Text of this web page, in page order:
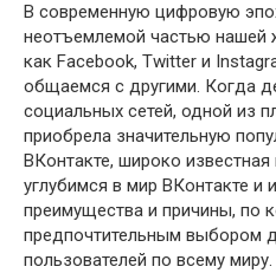
В современную цифровую
неотъемлемой частью нашей
как Facebook, Twitter и
общаемся с другими. Когда
социальных сетей, одной из
приобрела значительную
ВКонтакте, широко
углубимся в мир ВКонтакте и
преимущества и причины, по
предпочтительным выбором
пользователей по всему миру.